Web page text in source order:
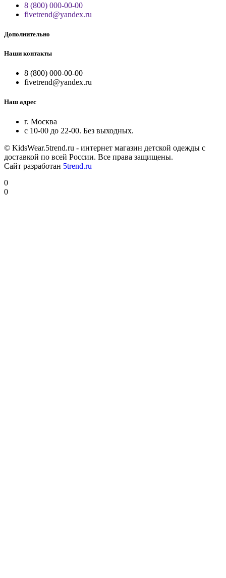
8 (800) 000-00-00
fivetrend@yandex.ru
Дополнительно
Наши контакты
8 (800) 000-00-00
fivetrend@yandex.ru
Наш адрес
г. Москва
с 10-00 до 22-00. Без выходных.
© KidsWear.5trend.ru - интернет магазин детской одежды с
доставкой по всей России. Все права защищены.
Сайт разработан 5trend.ru
0
0